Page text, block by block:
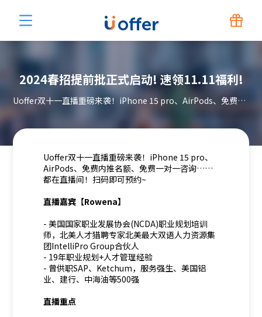
2024春招提前批正式启动! 速领11.11福利!
Uoffer双十一直播重磅来袭！iPhone 15 pro、AirPods、免费内推名额、免费一对一咨询……都在直播间！扫码即可预约~
Uoffer双十一直播重磅来袭！iPhone 15 pro、
AirPods、免费内推名额、免费一对一咨询……
都在直播间！扫码即可预约~
直播嘉宾【Rowena】
- 美国国家职业发展协会(NCDA)职业规划培训
师，北美人才猎聘专家北美最大双语人力资源集
团IntelliPro Group合伙人
- 19年职业规划+人才管理经验
- 曾供职SAP、Ketchum，服务强生、美国铝
业、建行、中海油等500强
直播重点